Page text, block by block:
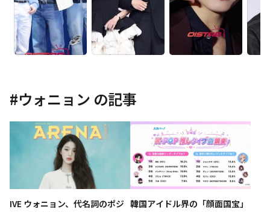
#ウォニョン の記事
IVE ウォニョン、代名詞のポジ 韓国アイドル界の「顔面国宝」